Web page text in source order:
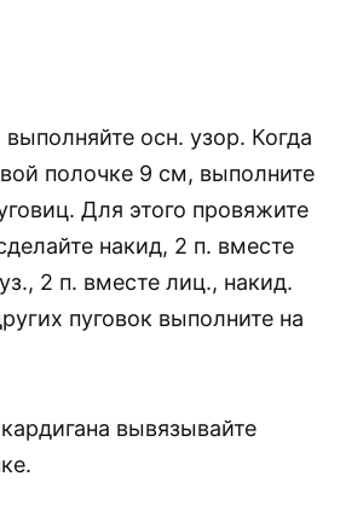
осн. узор. Когда
полочке 9 см, выполните
Для этого провяжите
накид, 2 п. вместе
2 п. вместе лиц., накид.
пуговок выполните на
вывязывайте